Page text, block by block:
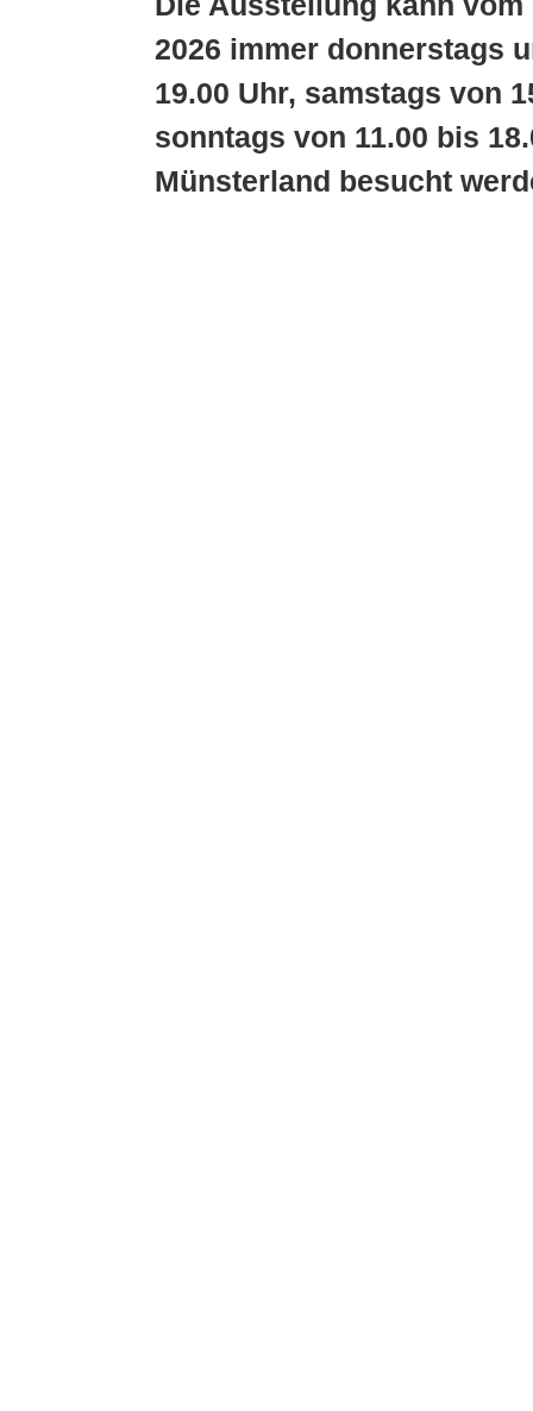
2026 immer donnerstags
19.00 Uhr, samstags von
sonntags von 11.00 bis
Münsterland besucht